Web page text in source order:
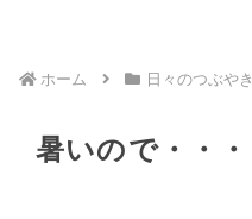
ホーム 日々のつぶやき
暑いので・・・